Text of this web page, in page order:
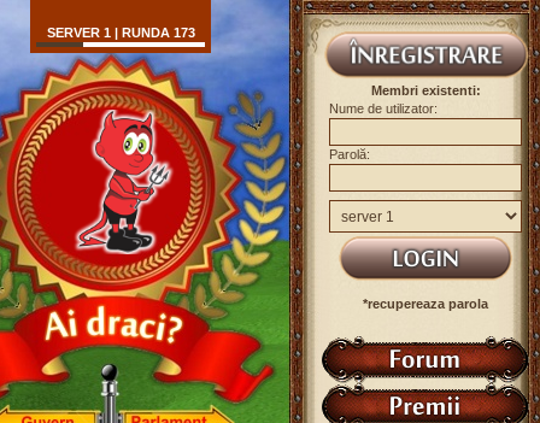
SERVER 1 | RUNDA 173
Membri existenti:
Nume de utilizator:
Parolă:
*recupereaza parola